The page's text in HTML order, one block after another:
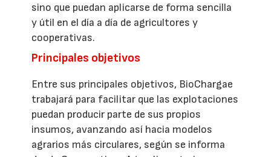
sino que puedan aplicarse de forma sencilla
y útil en el día a día de agricultores y
cooperativas.
Principales objetivos
Entre sus principales objetivos, BioChargae
trabajará para facilitar que las explotaciones
puedan producir parte de sus propios
insumos, avanzando así hacia modelos
agrarios más circulares, según se informa